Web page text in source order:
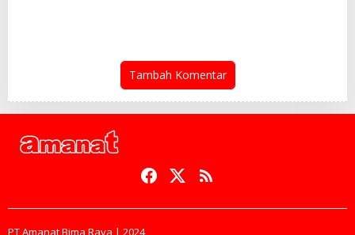
Tambah Komentar
PT Amanat Bima Raya | 2024